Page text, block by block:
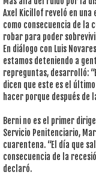
Axel Kicillof reveló en
como consecuencia de la
robar para poder
En diálogo con Luis
estamos deteniendo a
repreguntas, desarrolló:
dicen que este es el
hacer porque después de
Berni no es el primer
Servicio Penitenciario,
cuarentena. “El día que
consecuencia de la
declaró.